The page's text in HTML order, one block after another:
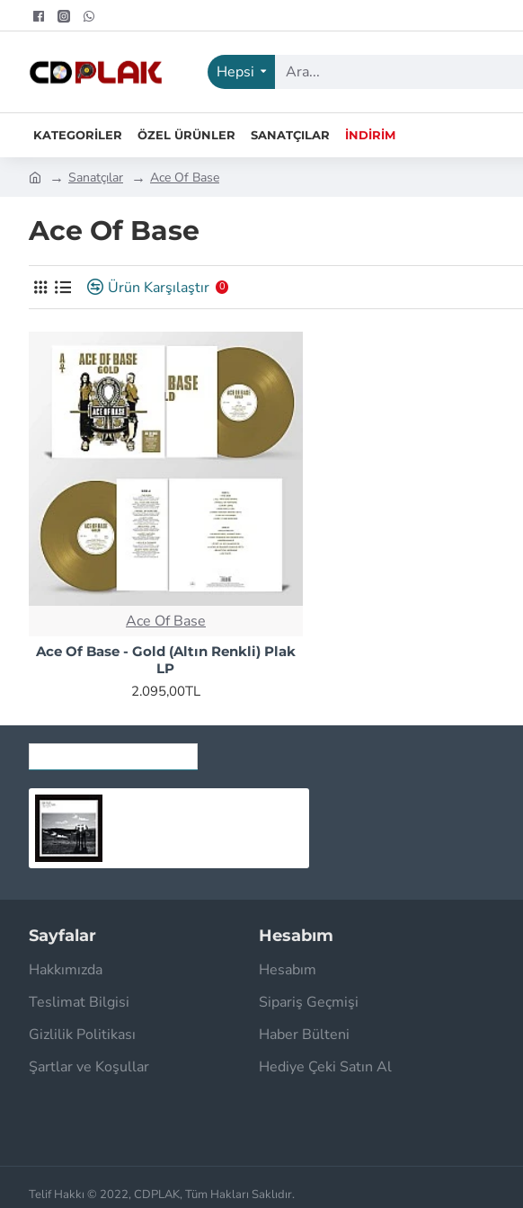
Hepsi
KATEGORILER ÖZEL ÜRÜNLER SANATÇILAR İNDIRIM
Sanatçılar Ace Of Base
Ace Of Base
Ürün Karşılaştır 0
Ace Of Base
Ace Of Base - Gold (Altın Renkli) Plak
LP
2.095,00TL
Sayfalar
Hakkımızda
Teslimat Bilgisi
Gizlilik Politikası
Şartlar ve Koşullar
Hesabım
Hesabım
Sipariş Geçmişi
Haber Bülteni
Hediye Çeki Satın Al
Telif Hakkı © 2022, CDPLAK, Tüm Hakları Saklıdır.